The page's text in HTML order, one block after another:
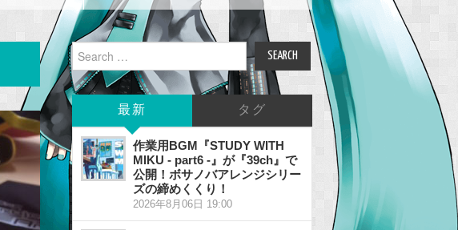
Search
for:
最新 タグ
作業用BGM『STUDY WITH
MIKU - part6 -』が『39ch』で
公開！ボサノバアレンジシリー
ズの締めくくり！
2026年8月06日 19:00